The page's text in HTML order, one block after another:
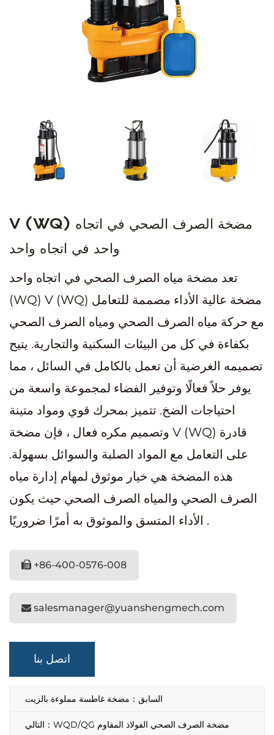
V (WQ) مضخة الصرف الصحي في اتجاه
واحد في اتجاه واحد
تعد مضخة مياه الصرف الصحي في اتجاه واحد
(WQ) V (WQ) مضخة عالية الأداء مصممة للتعامل
مع حركة مياه الصرف الصحي ومياه الصرف الصحي
بكفاءة في كل من البيئات السكنية والتجارية. يتيح
تصميمه الغرضية أن تعمل بالكامل في السائل ، مما
يوفر حلاً فعالًا وتوفير الفضاء لمجموعة واسعة من
احتياجات الضخ. تتميز بمحرك قوي ومواد متينة
وتصميم مكره فعال ، فإن مضخة V (WQ) قادرة
على التعامل مع المواد الصلبة والسوائل بسهولة.
هذه المضخة هي خيار موثوق لمهام إدارة مياه
الصرف الصحي والمياه الصرف الصحي حيث يكون
الأداء المتسق والموثوق به أمرًا ضروريًا .
+86-400-0576-008
salesmanager@yuanshengmech.com
اتصل بنا
السابق：مضخة غاطسة مملوءة بالزيت
التالي：WQD/QG مضخة الصرف الصحي الفولاذ المقاوم